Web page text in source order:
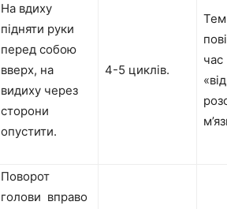
На вдиху
підняти руки
перед собою
вверх, на
видиху через
сторони
опустити.
4-5 циклів.
час
Поворот
голови вправо